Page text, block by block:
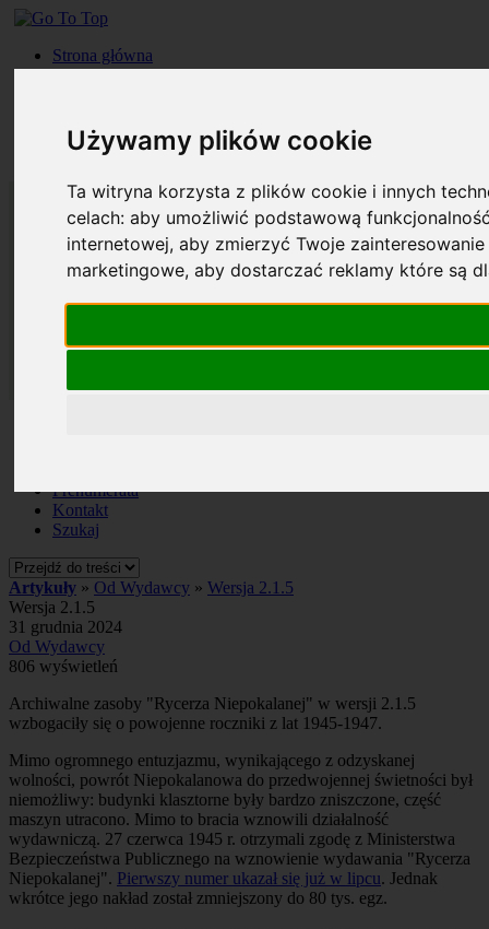
Używamy plików cookie
Ta witryna korzysta z plików cookie i innych
celach:aby umożliwić podstawową
internetowej,aby zmierzyć Twoje
marketingowe,aby dostarczać reklamy które są
Strona główna
Roczniki
Kontakt
Szukaj
Prenumerata
Kontakt
Szukaj
Artykuły » Od Wydawcy » Wersja 2.1.5
Wersja 2.1.5
31 grudnia 2024
Od Wydawcy
806 wyświetleń
Archiwalne zasoby "Rycerza Niepokalanej" w wersji 2.1.5
wzbogaciły się o powojenne roczniki z lat 1945-1947.
Mimo ogromnego entuzjazmu, wynikającego z odzyskanej
wolności, powrót Niepokalanowa do przedwojennej świetności był
niemożliwy: budynki klasztorne były bardzo zniszczone, część
maszyn utracono. Mimo to bracia wznowili działalność
wydawniczą. 27 czerwca 1945 r. otrzymali zgodę z Ministerstwa
Bezpieczeństwa Publicznego na wznowienie wydawania "Rycerza
Niepokalanej". Pierwszy numer ukazał się już w lipcu. Jednak
wkrótce jego nakład został zmniejszony do 80 tys. egz.